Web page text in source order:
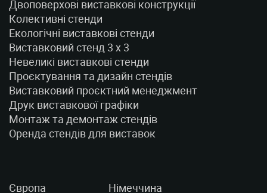
Двоповерхові виставкові конструкції
Колективні стенди
Екологічні виставкові стенди
Виставковий стенд 3 x 3
Невеликі виставкові стенди
Проєктування та дизайн стендів
Виставковий проєктний менеджмент
Друк виставкової графіки
Монтаж та демонтаж стендів
Оренда стендів для виставок
Європа
Німеччина